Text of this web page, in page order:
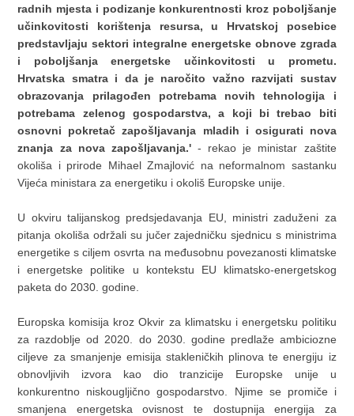
radnih mjesta i podizanje konkurentnosti kroz poboljšanje
učinkovitosti korištenja resursa, u Hrvatskoj posebice
predstavljaju sektori integralne energetske obnove zgrada
i poboljšanja energetske učinkovitosti u prometu.
Hrvatska smatra i da je naročito važno razvijati sustav
obrazovanja prilagođen potrebama novih tehnologija i
potrebama zelenog gospodarstva, a koji bi trebao biti
osnovni pokretač zapošljavanja mladih i osigurati nova
znanja za nova zapošljavanja.'- rekao je ministar zaštite
okoliša i prirode Mihael Zmajlović na neformalnom sastanku
Vijeća ministara za energetiku i okoliš Europske unije.
U okviru talijanskog predsjedavanja EU, ministri zaduženi za
pitanja okoliša održali su jučer zajedničku sjednicu s ministrima
energetike s ciljem osvrta na međusobnu povezanosti klimatske
i energetske politike u kontekstu EU klimatsko-energetskog
paketa do 2030. godine.
Europska komisija kroz Okvir za klimatsku i energetsku politiku
za razdoblje od 2020. do 2030. godine predlaže ambiciozne
ciljeve za smanjenje emisija stakleničkih plinova te energiju iz
obnovljivih izvora kao dio tranzicije Europske unije u
konkurentno niskougljično gospodarstvo. Njime se promiče i
smanjena energetska ovisnost te dostupnija energija za